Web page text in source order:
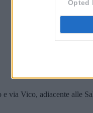
Opted
via Vico, adiacente alle